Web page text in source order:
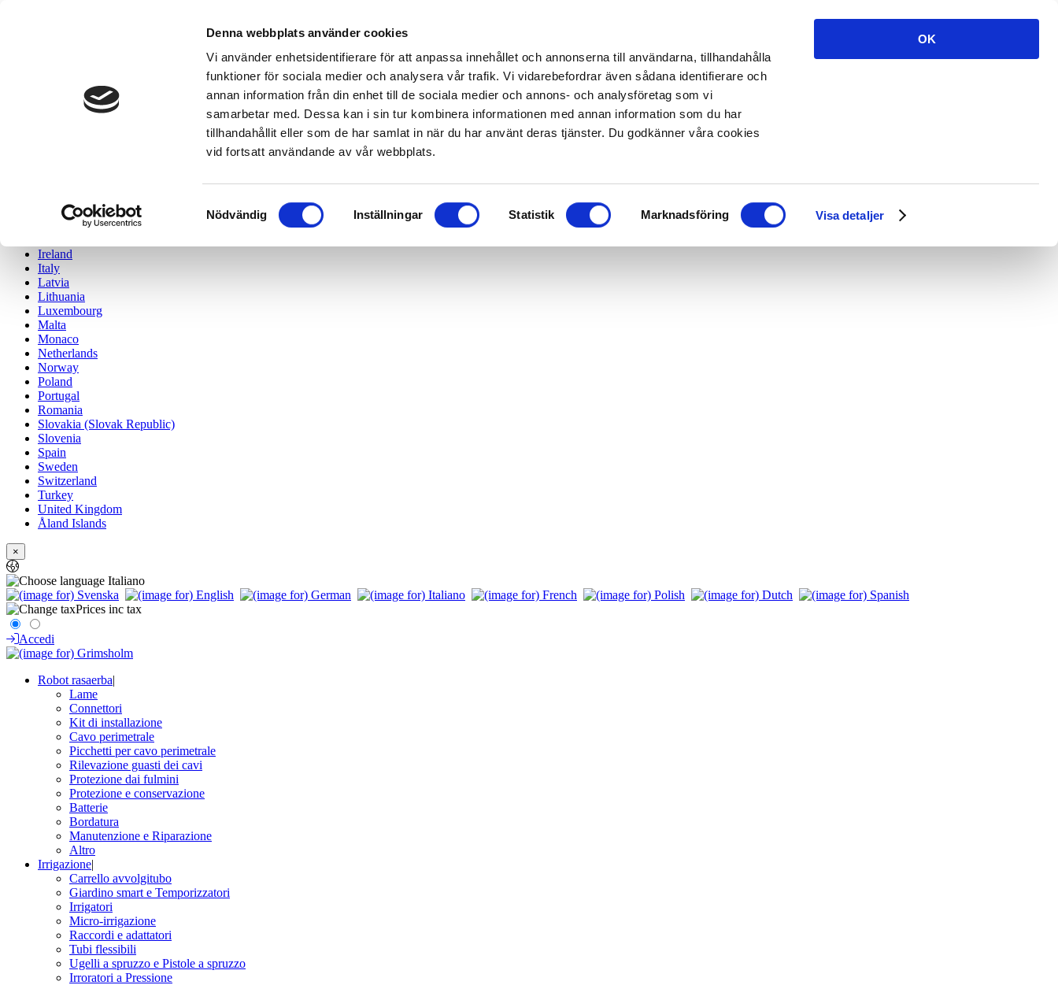
Denna webbplats använder cookies
Vi använder enhetsidentifierare för att anpassa innehållet och annonserna till användarna, tillhandahålla
funktioner för sociala medier och analysera vår trafik. Vi vidarebefordrar även sådana identifierare och
annan information från din enhet till de sociala medier och annons- och analysföretag som vi
samarbetar med. Dessa kan i sin tur kombinera informationen med annan information som du har
tillhandahållit eller som de har samlat in när du har använt deras tjänster. Du godkänner våra cookies
vid fortsatt användande av vår webbplats.
Nödvändig Inställningar Statistik Marknadsföring Visa detaljer
OK
Germany
Ireland
Italy
Latvia
Lithuania
Luxembourg
Malta
Monaco
Netherlands
Norway
Poland
Portugal
Romania
Slovakia (Slovak Republic)
Slovenia
Spain
Sweden
Switzerland
Turkey
United Kingdom
Åland Islands
×
Italiano
Prices inc tax
Accedi
Robot rasaerba|
Lame
Connettori
Kit di installazione
Cavo perimetrale
Picchetti per cavo perimetrale
Rilevazione guasti dei cavi
Protezione dai fulmini
Protezione e conservazione
Batterie
Bordatura
Manutenzione e Riparazione
Altro
Irrigazione|
Carrello avvolgitubo
Giardino smart e Temporizzatori
Irrigatori
Micro-irrigazione
Raccordi e adattatori
Tubi flessibili
Ugelli a spruzzo e Pistole a spruzzo
Irroratori a Pressione